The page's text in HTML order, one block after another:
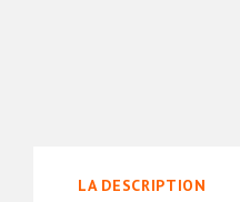
LA DESCRIPTION